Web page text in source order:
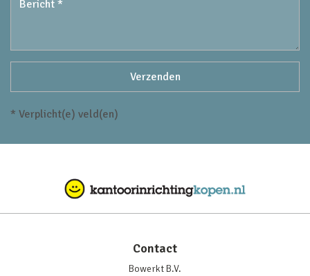
* Verplicht(e) veld(en)
Contact
Bowerkt B.V.